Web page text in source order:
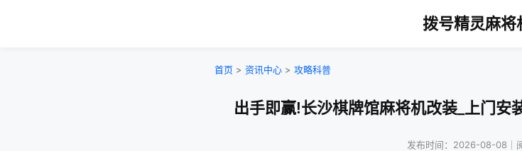
拨号精灵麻将
首页 > 资讯中心 > 攻略科普
出手即赢!长沙棋牌馆麻将机改装_上门安
发布时间：2026-08-08｜